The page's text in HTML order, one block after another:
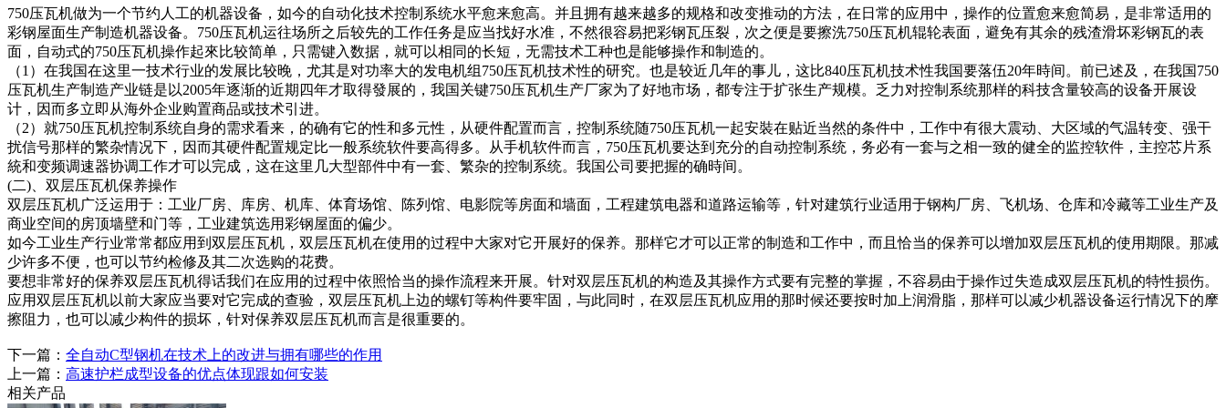
750压瓦机做为一个节约人工的机器设备，如今的自动化技术控制系统水平愈来愈高。并且拥有越来越多的规格和改变推动的方法，在日常的应用中，操作的位置愈来愈简易，是非常适用的
彩钢屋面生产制造机器设备。750压瓦机运往场所之后较先的工作任务是应当找好水准，不然很容易把彩钢瓦压裂，次之便是要擦洗750压瓦机辊轮表面，避免有其余的残渣滑坏彩钢瓦的表
面，自动式的750压瓦机操作起來比较简单，只需键入数据，就可以相同的长短，无需技术工种也是能够操作和制造的。
（1）在我国在这里一技术行业的发展比较晚，尤其是对功率大的发电机组750压瓦机技术性的研究。也是较近几年的事儿，这比840压瓦机技术性我国要落伍20年時间。前已述及，在我国750
压瓦机生产制造产业链是以2005年逐渐的近期四年才取得發展的，我国关键750压瓦机生产厂家为了好地市场，都专注于扩张生产规模。乏力对控制系统那样的科技含量较高的设备开展设
计，因而多立即从海外企业购置商品或技术引进。
（2）就750压瓦机控制系统自身的需求看来，的确有它的性和多元性，从硬件配置而言，控制系统随750压瓦机一起安裝在贴近当然的条件中，工作中有很大震动、大区域的气温转变、强干
扰信号那样的繁杂情况下，因而其硬件配置规定比一般系统软件要高得多。从手机软件而言，750压瓦机要达到充分的自动控制系统，务必有一套与之相一致的健全的监控软件，主控芯片系
統和变频调速器协调工作才可以完成，这在这里几大型部件中有一套、繁杂的控制系统。我国公司要把握的确時间。
(二)、双层压瓦机保养操作
双层压瓦机广泛运用于：工业厂房、库房、机库、体育场馆、陈列馆、电影院等房面和墙面，工程建筑电器和道路运输等，针对建筑行业适用于钢构厂房、飞机场、仓库和冷藏等工业生产及
商业空间的房顶墙壁和门等，工业建筑选用彩钢屋面的偏少。
如今工业生产行业常常都应用到双层压瓦机，双层压瓦机在使用的过程中大家对它开展好的保养。那样它才可以正常的制造和工作中，而且恰当的保养可以增加双层压瓦机的使用期限。那减
少许多不便，也可以节约检修及其二次选购的花费。
要想非常好的保养双层压瓦机得话我们在应用的过程中依照恰当的操作流程来开展。针对双层压瓦机的构造及其操作方式要有完整的掌握，不容易由于操作过失造成双层压瓦机的特性损伤。
应用双层压瓦机以前大家应当要对它完成的查验，双层压瓦机上边的螺钉等构件要牢固，与此同时，在双层压瓦机应用的那时候还要按时加上润滑脂，那样可以减少机器设备运行情况下的摩
擦阻力，也可以减少构件的损坏，针对保养双层压瓦机而言是很重要的。
下一篇： 全自动C型钢机在技术上的改进与拥有哪些的作用
上一篇： 高速护栏成型设备的优点体现跟如何安装
相关产品